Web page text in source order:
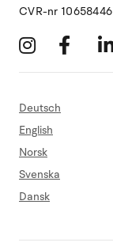
CVR-nr 10658446
Deutsch
English
Norsk
Svenska
Dansk